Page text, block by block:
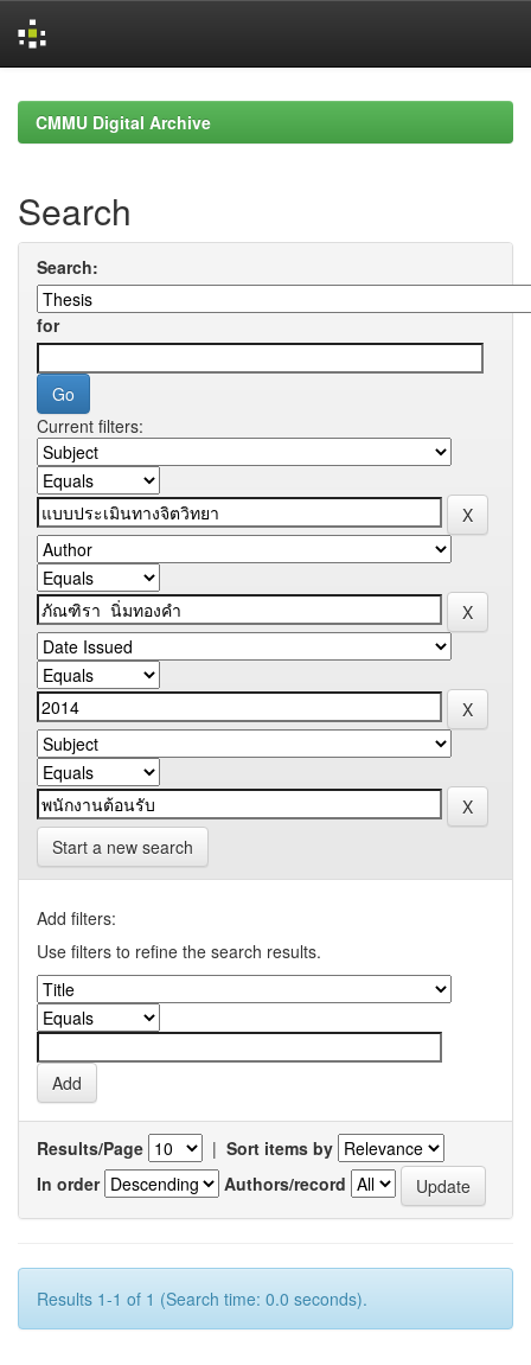
navigationCMMU Digital Archive
Search
Search:
for
Current filters:
Start a new search
Add filters:
Use filters to refine the search results.
Results/Page | Sort items by
In order
Authors/record
Results 1-1 of 1 (Search time: 0.0 seconds).